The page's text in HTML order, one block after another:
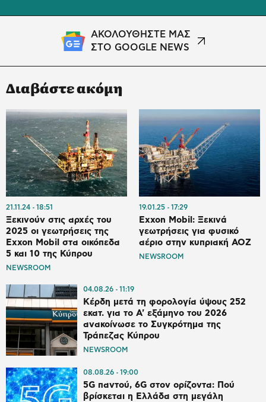
ΑΚΟΛΟΥΘΗΣΤΕ ΜΑΣ
ΣΤΟ GOOGLE NEWS
Διαβάστε ακόμη
21.11.24 18:51
Ξεκινούν στις αρχές του
2025 οι γεωτρήσεις της
Exxon Mobil στα οικόπεδα
5 και 10 της Κύπρου
NEWSROOM
19.01.25 17:29
Exxon Mobil: Ξεκινά
γεωτρήσεις για φυσικό
αέριο στην κυπριακή ΑΟΖ
NEWSROOM
04.08.26 11:19
Κέρδη μετά τη φορολογία ύψους 252
εκατ. για το Α' εξάμηνο του 2026
ανακοίνωσε το Συγκρότημα της
Τράπεζας Κύπρου
NEWSROOM
08.08.26 19:00
5G παντού, 6G στον ορίζοντα: Πού
βρίσκεται η Ελλάδα στη μεγάλη